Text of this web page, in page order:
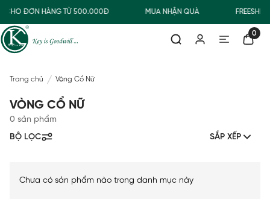
CHO ĐƠN HÀNG TỪ 500.000Đ MUA NHẬN QUÀ
0
Trang chủ Vòng Cổ Nữ
VÒNG CỔ NỮ
0 sản phẩm
BỘ LỌC
SẮP XẾP
Chưa có sản phẩm nào trong danh mục này